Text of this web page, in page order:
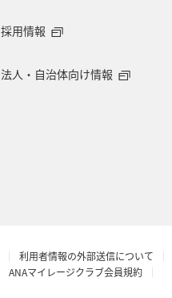
採用情報
法人・自治体向け情報
利用者情報の外部送信について
ANAマイレージクラブ会員規約